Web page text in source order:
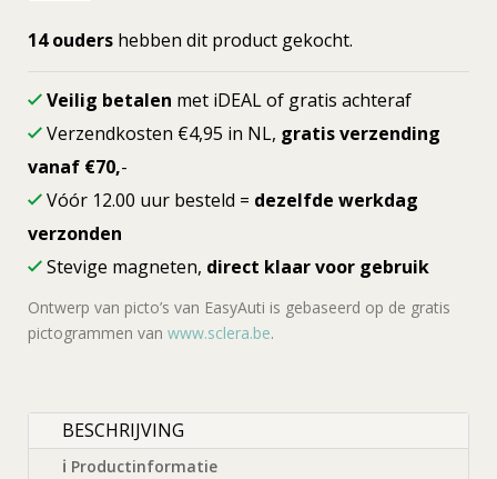
aan
14 ouders hebben dit product gekocht.
Veilig betalen met iDEAL of gratis achteraf
Verzendkosten €4,95 in NL, gratis verzending
vanaf €70,-
Vóór 12.00 uur besteld = dezelfde werkdag
verzonden
Stevige magneten, direct klaar voor gebruik
Ontwerp van picto’s van EasyAuti is gebaseerd op de gratis
pictogrammen van www.sclera.be.
BESCHRIJVING
ℹ Productinformatie